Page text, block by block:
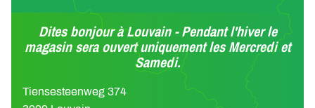
Dites bonjour à Louvain - Pendant l'hiver le
magasin sera ouvert uniquement les Mercredi et
Samedi.
Tiensesteenweg 374